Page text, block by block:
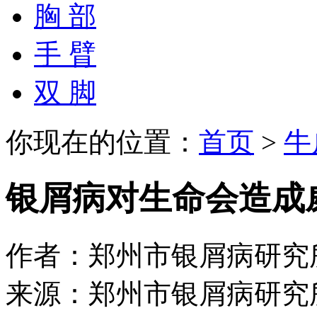
胸 部
手 臂
双 脚
你现在的位置： 首页 >
银屑病对生命会造成
作者：郑州市银屑病研究
来源：郑州市银屑病研究